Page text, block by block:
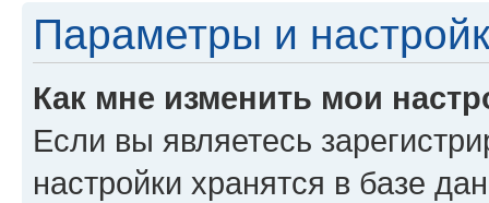
Параметры и
Как мне изменить мои
Если вы являетесь
настройки хранятся в базе